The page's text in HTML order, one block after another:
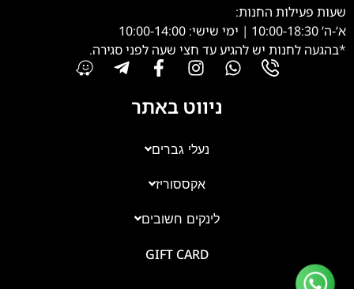
שעות פעילות החנות:
א’-ה’ 10:00-18:30 | ימי שישי: 10:00-14:00
*בהגעה לחנות יש להגיע עד חצי שעה לפני סגירה.
ניווט באתר
נעלי גברים
אקססוריז
לינקים חשובים
GIFT CARD